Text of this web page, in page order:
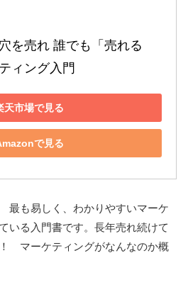
を売れ 誰でも「売れる
ィング入門
天市場で見る
で見る
も易しく、わかりやすいマーケ
いる入門書です。長年売れ続けて
マーケティングがなんなのか概